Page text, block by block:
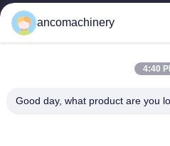
Provinsi Jiangsu. Ini adalah...
Tautan Cepat
Wisata Pabrik
ancomachinery
4:40
Good day, what product are you